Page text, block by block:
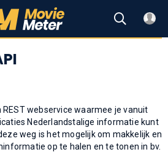
REST webservice waarmee je vanuit
Nederlandstalige informatie kunt
weg is het mogelijk om makkelijk en
op te halen en te tonen in bv.